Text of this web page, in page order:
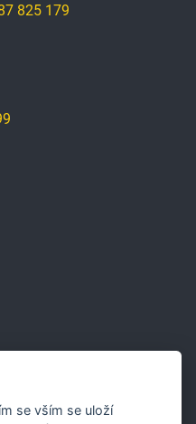
825 179
se vším se uloží